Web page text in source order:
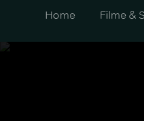
Home Filme &